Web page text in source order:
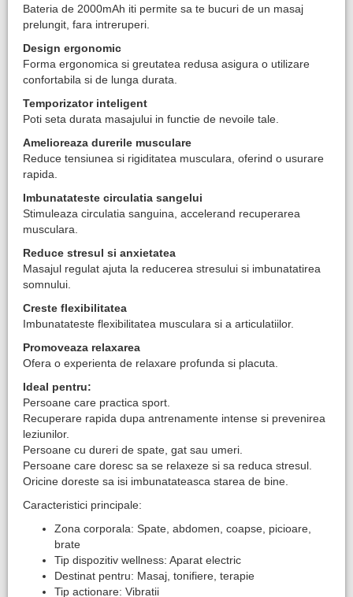
Bateria de 2000mAh iti permite sa te bucuri de un masaj
prelungit, fara intreruperi.
Design ergonomic
Forma ergonomica si greutatea redusa asigura o utilizare
confortabila si de lunga durata.
Temporizator inteligent
Poti seta durata masajului in functie de nevoile tale.
Amelioreaza durerile musculare
Reduce tensiunea si rigiditatea musculara, oferind o usurare
rapida.
Imbunatateste circulatia sangelui
Stimuleaza circulatia sanguina, accelerand recuperarea
musculara.
Reduce stresul si anxietatea
Masajul regulat ajuta la reducerea stresului si imbunatatirea
somnului.
Creste flexibilitatea
Imbunatateste flexibilitatea musculara si a articulatiilor.
Promoveaza relaxarea
Ofera o experienta de relaxare profunda si placuta.
Ideal pentru:
Persoane care practica sport.
Recuperare rapida dupa antrenamente intense si prevenirea
leziunilor.
Persoane cu dureri de spate, gat sau umeri.
Persoane care doresc sa se relaxeze si sa reduca stresul.
Oricine doreste sa isi imbunatateasca starea de bine.
Caracteristici principale:
Zona corporala: Spate, abdomen, coapse, picioare,
brate
Tip dispozitiv wellness: Aparat electric
Destinat pentru: Masaj, tonifiere, terapie
Tip actionare: Vibratii